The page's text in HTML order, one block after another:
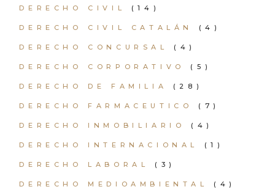
DERECHO CIVIL (14)
DERECHO CIVIL CATALÁN (4)
DERECHO CONCURSAL (4)
DERECHO CORPORATIVO (5)
DERECHO DE FAMILIA (28)
DERECHO FARMACEUTICO (7)
DERECHO INMOBILIARIO (4)
DERECHO INTERNACIONAL (1)
DERECHO LABORAL (3)
DERECHO MEDIOAMBIENTAL (4)